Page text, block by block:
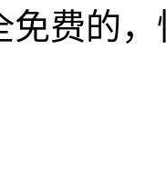
免费的